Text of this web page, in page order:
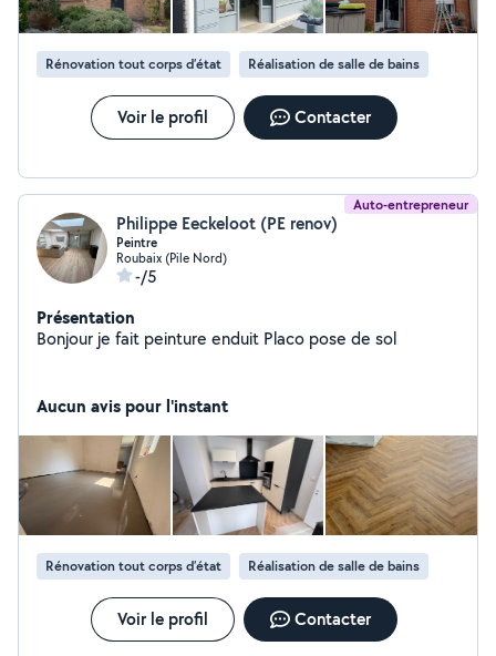
Rénovation tout corps d’état Réalisation de salle de bains
Voir le profil Contacter
Auto-entrepreneur
Philippe Eeckeloot (PE renov)
Peintre
Roubaix (Pile Nord)
-/5
Présentation
Bonjour je fait peinture enduit Placo pose de sol
Aucun avis pour l'instant
Rénovation tout corps d’état Réalisation de salle de bains
Voir le profil Contacter